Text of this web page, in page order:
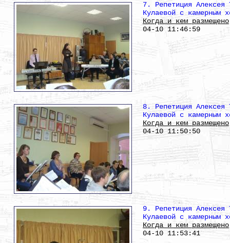
7. Репетиция Алексея
Кулаевой с камерным
Когда и кем размещено
04-10 11:46:59
8. Репетиция Алексея
Кулаевой с камерным
Когда и кем размещено
04-10 11:50:50
9. Репетиция Алексея
Кулаевой с камерным
Когда и кем размещено
04-10 11:53:41